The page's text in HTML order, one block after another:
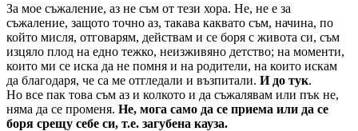
За мое съжаление, аз не съм от тези хора. Не, не е за
съжаление, защото точно аз, такава каквато съм, начина, по
който мисля, отговарям, действам и се боря с живота си, съм
изцяло плод на едно тежко, неизживяно детство; на моменти,
които ми се иска да не помня и на родители, на които искам
да благодаря, че са ме отгледали и възпитали. И до тук.
Но все пак това съм аз и колкото и да съжалявам или пък не,
няма да се променя. Не, мога само да се приема или да се
боря срещу себе си, т.е. загубена кауза.